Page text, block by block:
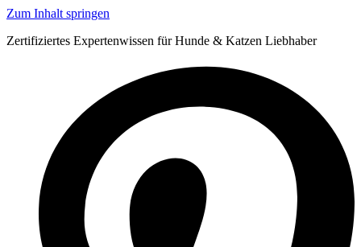
Zum Inhalt springen
Zertifiziertes Expertenwissen für Hunde & Katzen Liebhaber